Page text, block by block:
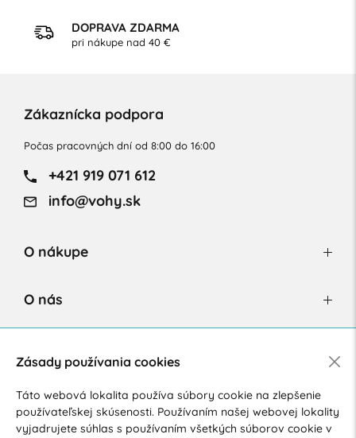
DOPRAVA ZDARMA
pri nákupe nad 40 €
Zákaznícka podpora
Počas pracovných dní od 8:00 do 16:00
+421 919 071 612
info@vohy.sk
O nákupe
O nás
Súhlasím so spracovaním osobných údajov pre marketingové
účely.Zásady ochrany osobných údajov.
Zásady používania cookies
Táto webová lokalita používa súbory cookie na zlepšenie
používateľskej skúsenosti. Používaním našej webovej lokality
vyjadrujete súhlas s používaním všetkých súborov cookie v